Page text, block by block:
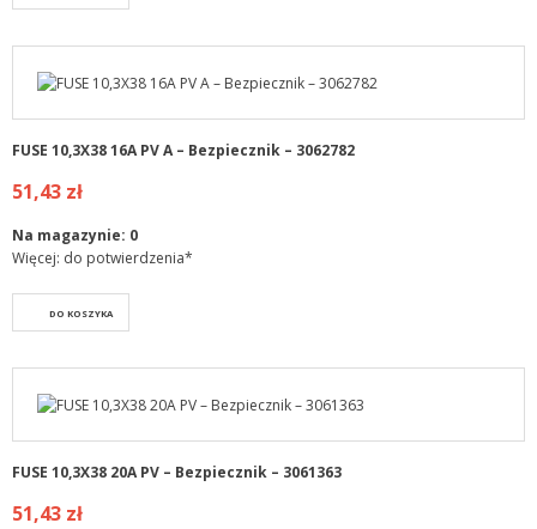
FUSE 10,3X38 16A PV A – Bezpiecznik – 3062782
51,43 zł
Na magazynie: 0
Więcej: do potwierdzenia*
DO KOSZYKA
FUSE 10,3X38 20A PV – Bezpiecznik – 3061363
51,43 zł